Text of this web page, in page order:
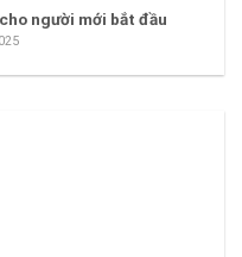
người mới bắt đầu